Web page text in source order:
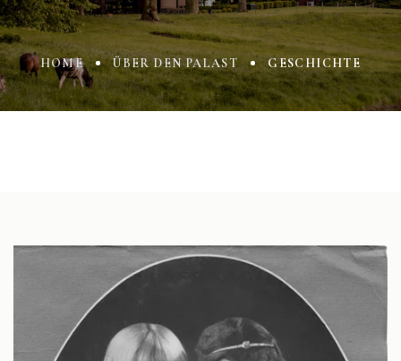
HOME ÜBER DEN PALAST GESCHICHTE